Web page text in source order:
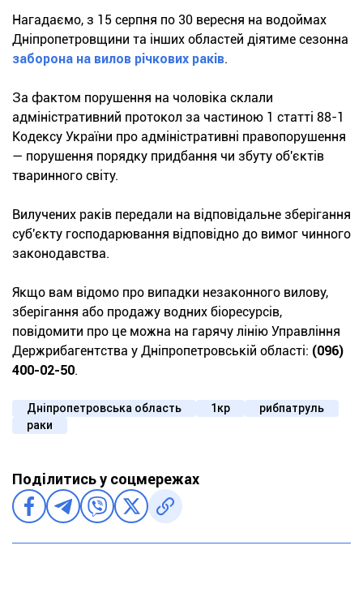
Нагадаємо, з 15 серпня по 30 вересня на водоймах
Дніпропетровщини та інших областей діятиме сезонна
заборона на вилов річкових раків.
За фактом порушення на чоловіка склали
адміністративний протокол за частиною 1 статті 88-1
Кодексу України про адміністративні правопорушення
— порушення порядку придбання чи збуту об'єктів
тваринного світу.
Вилучених раків передали на відповідальне зберігання
суб'єкту господарювання відповідно до вимог чинного
законодавства.
Якщо вам відомо про випадки незаконного вилову,
зберігання або продажу водних біоресурсів,
повідомити про це можна на гарячу лінію Управління
Держрибагентства у Дніпропетровській області: (096)
400-02-50.
Дніпропетровська область 1кр
рибпатруль
раки
Поділитись у соцмережах